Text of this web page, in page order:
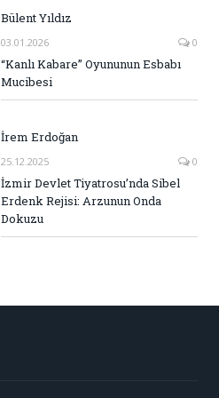
Bülent Yıldız
03.01.2026 0
“Kanlı Kabare” Oyununun Esbabı
Mucibesi
İrem Erdoğan
25.12.2025 0
İzmir Devlet Tiyatrosu’nda Sibel
Erdenk Rejisi: Arzunun Onda
Dokuzu